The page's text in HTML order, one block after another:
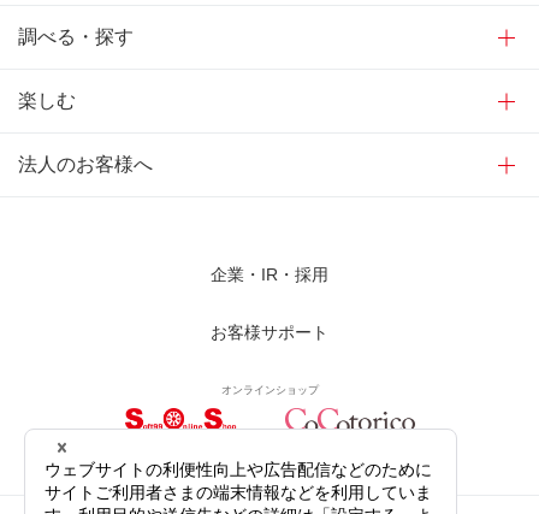
調べる・探す
楽しむ
法人のお客様へ
企業・IR・採用
お客様サポート
オンラインショップ